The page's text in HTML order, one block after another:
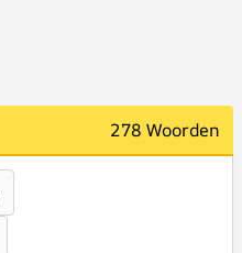
278 Woorden